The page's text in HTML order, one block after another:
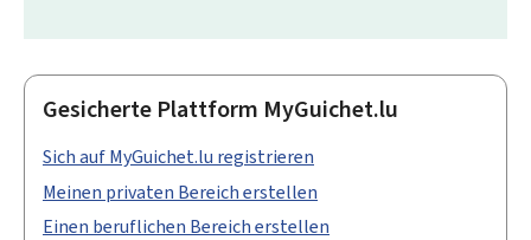
Gesicherte Plattform MyGuichet.lu
Sich auf MyGuichet.lu registrieren
Meinen privaten Bereich erstellen
Einen beruflichen Bereich erstellen